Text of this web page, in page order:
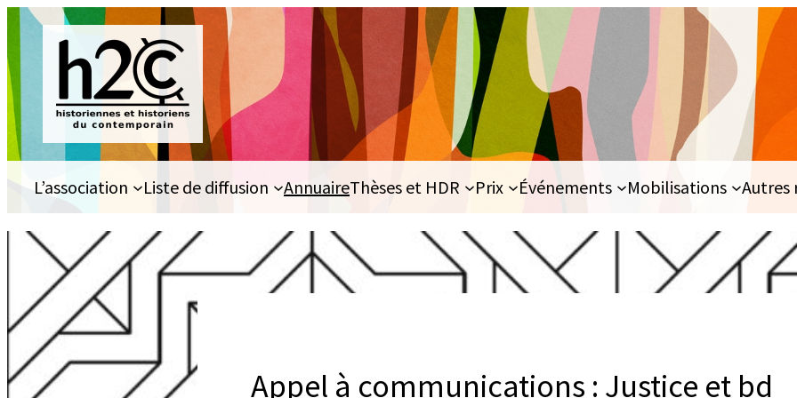
Aller
au
contenu
L’association Liste de diffusion AnnuaireThèses et HDR Prix Événements Mobilisations Autres
Appel à communications : Justice et bd